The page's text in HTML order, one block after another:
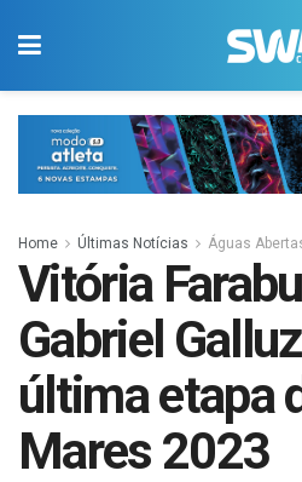
Home Últimas Notícias Águas
Vitória
Gabriel
última etapa
Mares 2023